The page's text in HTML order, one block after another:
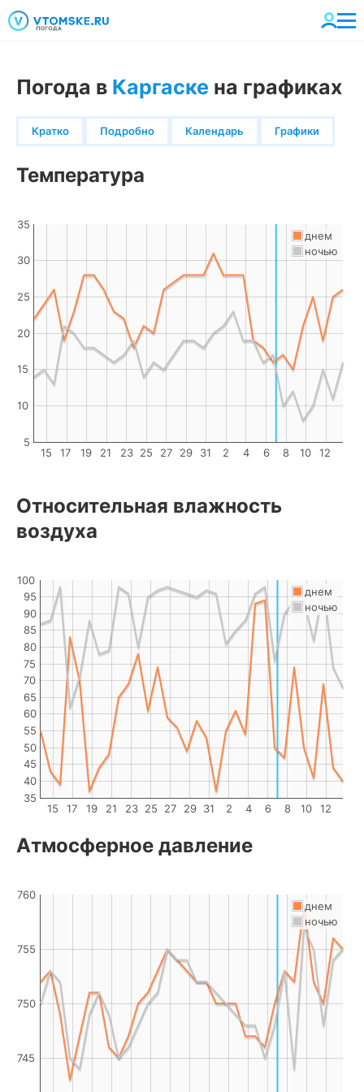
Погода в Каргаске на графиках
Кратко Подробно Календарь Графики
Температура
10 12
15 17 19 21 23 25 27 29 31 2 4 6 8
5
10
15
20
25
30
35
днем
ночью
Относительная влажность
воздуха
10 12
15 17 19 21 23 25 27 29 31 2 4 6 8
35
40
45
50
55
60
65
70
75
80
85
90
95
100
днем
ночью
Атмосферное давление
745
750
755
760
днем
ночью